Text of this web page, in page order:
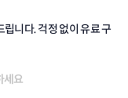
니다. 걱정 없이 유료 구
세요